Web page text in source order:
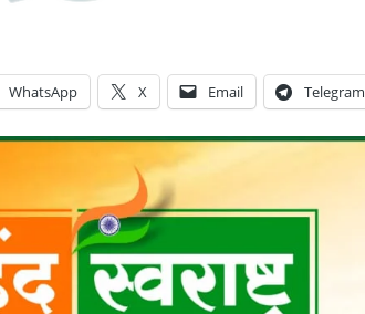
WhatsApp X Email Telegram